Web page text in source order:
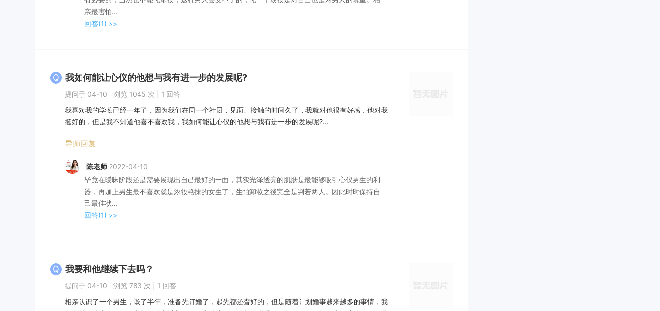
亲最害怕...
回答(1) >>
Q 我如何能让心仪的他想与我有进一步的发展呢?
提问于 04-10 | 浏览 1045 次 | 1 回答
我喜欢我的学长已经一年了，因为我们在同一个社团，见面、接触的时间久了，我就对他很有好感，他对我
挺好的，但是我不知道他喜不喜欢我，我如何能让心仪的他想与我有进一步的发展呢?...
导师回复
陈老师 2022-04-10
毕竟在暧昧阶段还是需要展现出自己最好的一面，其实光泽透亮的肌肤是最能够吸引心仪男生的利
器，再加上男生最不喜欢就是浓妆艳抹的女生了，生怕卸妆之後完全是判若两人。因此时时保持自
己最佳状...
回答(1) >>
Q 我要和他继续下去吗？
提问于 04-10 | 浏览 783 次 | 1 回答
相亲认识了一个男生，谈了半年，准备先订婚了，起先都还蛮好的，但是随着计划婚事越来越多的事情，我